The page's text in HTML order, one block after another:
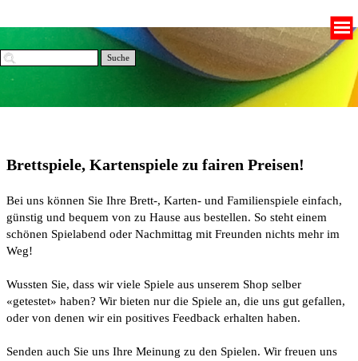
Suche
Brettspiele, Kartenspiele zu fairen Preisen!
Bei uns können Sie Ihre Brett-, Karten- und Familienspiele einfach,
günstig und bequem von zu Hause aus bestellen. So steht einem
schönen Spielabend oder Nachmittag mit Freunden nichts mehr im
Weg!
Wussten Sie, dass wir viele Spiele aus unserem Shop selber
«getestet» haben? Wir bieten nur die Spiele an, die uns gut gefallen,
oder von denen wir ein positives Feedback erhalten haben.
Senden auch Sie uns Ihre Meinung zu den Spielen. Wir freuen uns